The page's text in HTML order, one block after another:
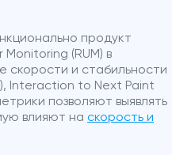
продукт
(RUM) в
и стабильности
Interaction to Next Paint
позволяют выявлять
влияют на скорость и